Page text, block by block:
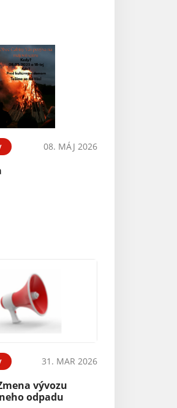
08. MÁJ 2026
31. MAR 2026
vývozu
odpadu